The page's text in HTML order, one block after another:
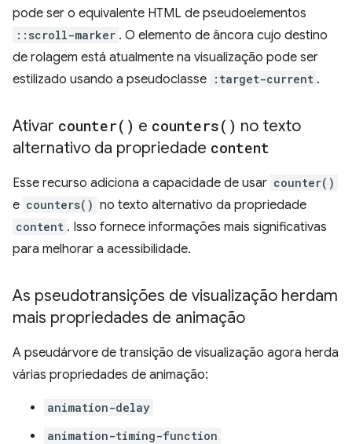
pode ser o equivalente HTML de pseudoelementos
::scroll-marker . O elemento de âncora cujo destino
de rolagem está atualmente na visualização pode ser
estilizado usando a pseudoclasse :target-current .
Ativar counter( ) e counters( ) no texto
alternativo da propriedade content
Esse recurso adiciona a capacidade de usar counter()
e counters() no texto alternativo da propriedade
content . Isso fornece informações mais significativas
para melhorar a acessibilidade.
As pseudotransições de visualização herdam
mais propriedades de animação
A pseudárvore de transição de visualização agora herda
várias propriedades de animação:
animation-delay
animation-timing-function